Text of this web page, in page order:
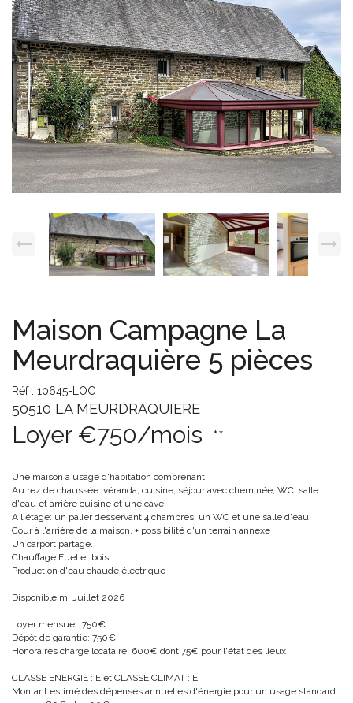
Maison Campagne La
Meurdraquière 5 pièces
Réf : 10645-LOC
50510 LA MEURDRAQUIERE
Loyer €750/mois **
Une maison à usage d'habitation comprenant:
Au rez de chaussée: véranda, cuisine, séjour avec cheminée, WC, salle
d'eau et arrière cuisine et une cave.
A l'étage: un palier desservant 4 chambres, un WC et une salle d'eau.
Cour à l'arrière de la maison. + possibilité d'un terrain annexe
Un carport partagé.
Chauffage Fuel et bois
Production d'eau chaude électrique
Disponible mi Juillet 2026
Loyer mensuel: 750€
Dépôt de garantie: 750€
Honoraires charge locataire: 600€ dont 75€ pour l'état des lieux
CLASSE ENERGIE : E et CLASSE CLIMAT : E
Montant estimé des dépenses annuelles d'énergie pour un usage standard :